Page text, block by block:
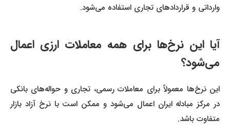
وارداتی و قراردادهای تجاری استفاده می‌شود.
آیا این نرخ‌ها برای همه معاملات ارزی اعمال
می‌شود؟
این نرخ‌ها معمولاً برای معاملات رسمی، تجاری و حواله‌های بانکی
در مرکز مبادله ایران اعمال می‌شود و ممکن است با نرخ آزاد بازار
متفاوت باشد.